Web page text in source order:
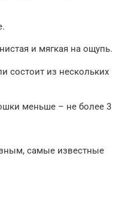
и мягкая на ощупь.
состоит из нескольких
меньше – не более 3
самые известные